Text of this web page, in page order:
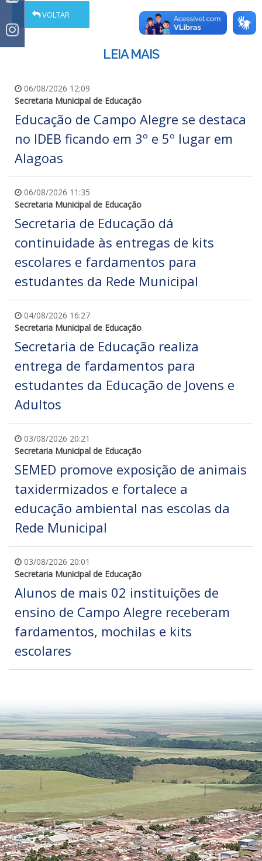
VOLTAR
LEIA MAIS
06/08/2026 12:09
Secretaria Municipal de Educação
Educação de Campo Alegre se destaca
no IDEB ficando em 3º e 5º lugar em
Alagoas
06/08/2026 11:35
Secretaria Municipal de Educação
Secretaria de Educação dá
continuidade às entregas de kits
escolares e fardamentos para
estudantes da Rede Municipal
04/08/2026 16:27
Secretaria Municipal de Educação
Secretaria de Educação realiza
entrega de fardamentos para
estudantes da Educação de Jovens e
Adultos
03/08/2026 20:21
Secretaria Municipal de Educação
SEMED promove exposição de animais
taxidermizados e fortalece a
educação ambiental nas escolas da
Rede Municipal
03/08/2026 20:01
Secretaria Municipal de Educação
Alunos de mais 02 instituições de
ensino de Campo Alegre receberam
fardamentos, mochilas e kits
escolares